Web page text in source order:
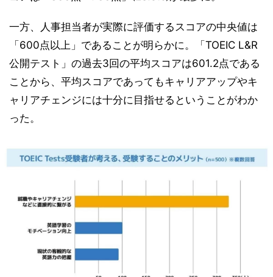
一方、人事担当者が実際に評価するスコアの中央値は
「600点以上」であることが明らかに。「TOEIC L&R
公開テスト」の過去3回の平均スコアは601.2点である
ことから、平均スコアであってもキャリアアップやキ
ャリアチェンジには十分に目指せるということがわか
った。